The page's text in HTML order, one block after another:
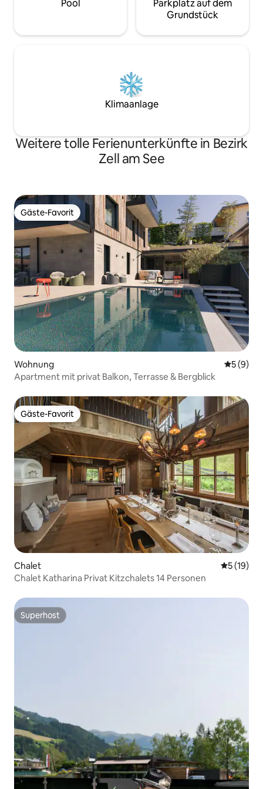
Pool
Parkplatz auf dem
Grundstück
Klimaanlage
Weitere tolle Ferienunterkünfte in Bezirk
Zell am See
Gäste-Favorit
Gäste-Favorit
Wohnung
5 (9)
Apartment mit privat Balkon, Terrasse & Bergblick
Gäste-Favorit
Gäste-Favorit
Chalet
5 (19)
Chalet Katharina Privat Kitzchalets 14 Personen
Superhost
Superhost